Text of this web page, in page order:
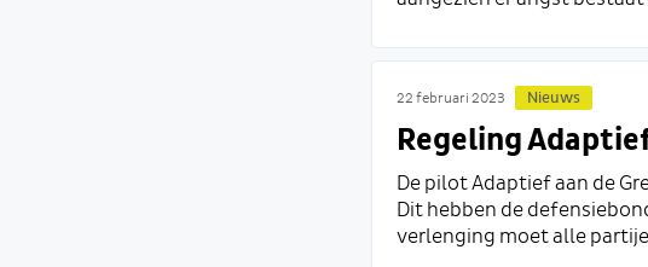
22 februari 2023 Nieuws
Regeling
De pilot Adaptief aan de
Dit hebben de
verlenging moet alle